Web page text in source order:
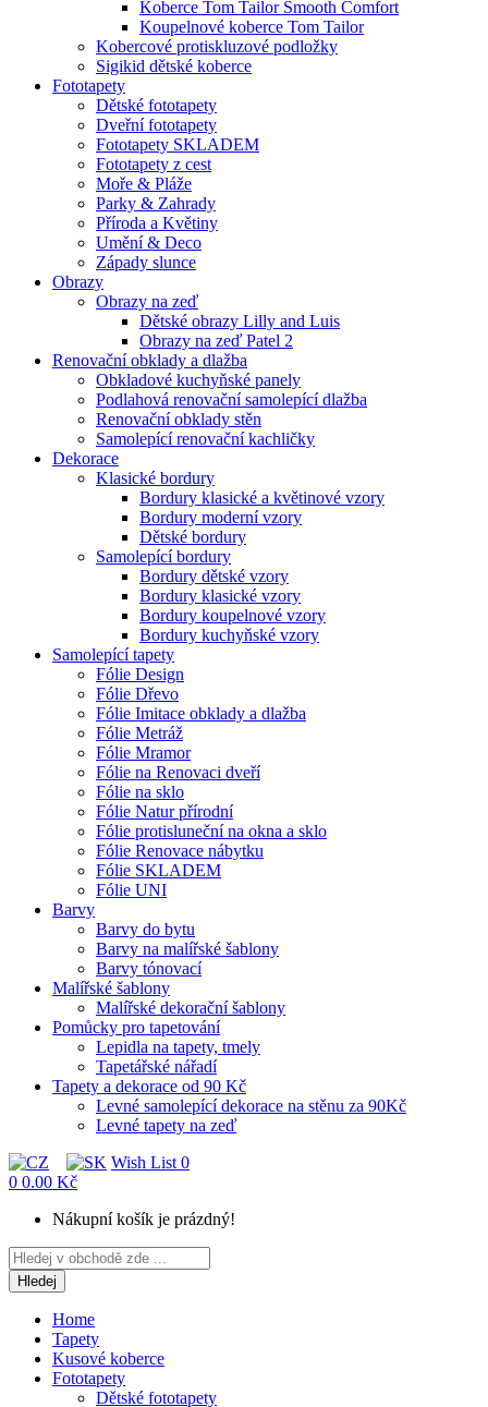
Koberce Tom Tailor Smooth Comfort
Koupelnové koberce Tom Tailor
Kobercové protiskluzové podložky
Sigikid dětské koberce
Fototapety
Dětské fototapety
Dveřní fototapety
Fototapety SKLADEM
Fototapety z cest
Moře & Pláže
Parky & Zahrady
Příroda a Květiny
Umění & Deco
Západy slunce
Obrazy
Obrazy na zeď
Dětské obrazy Lilly and Luis
Obrazy na zeď Patel 2
Renovační obklady a dlažba
Obkladové kuchyňské panely
Podlahová renovační samolepící dlažba
Renovační obklady stěn
Samolepící renovační kachličky
Dekorace
Klasické bordury
Bordury klasické a květinové vzory
Bordury moderní vzory
Dětské bordury
Samolepící bordury
Bordury dětské vzory
Bordury klasické vzory
Bordury koupelnové vzory
Bordury kuchyňské vzory
Samolepící tapety
Fólie Design
Fólie Dřevo
Fólie Imitace obklady a dlažba
Fólie Metráž
Fólie Mramor
Fólie na Renovaci dveří
Fólie na sklo
Fólie Natur přírodní
Fólie protisluneční na okna a sklo
Fólie Renovace nábytku
Fólie SKLADEM
Fólie UNI
Barvy
Barvy do bytu
Barvy na malířské šablony
Barvy tónovací
Malířské šablony
Malířské dekorační šablony
Pomůcky pro tapetování
Lepidla na tapety, tmely
Tapetářské nářadí
Tapety a dekorace od 90 Kč
Levné samolepící dekorace na stěnu za 90Kč
Levné tapety na zeď
Wish List 0
0 0.00 Kč
Nákupní košík je prázdný!
Hledej
Home
Tapety
Kusové koberce
Fototapety
Dětské fototapety